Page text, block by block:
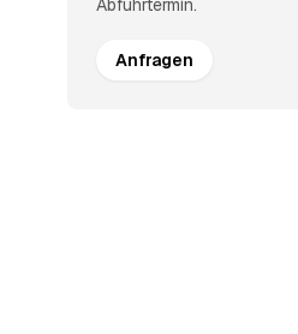
Abfuhrtermin.
Anfragen